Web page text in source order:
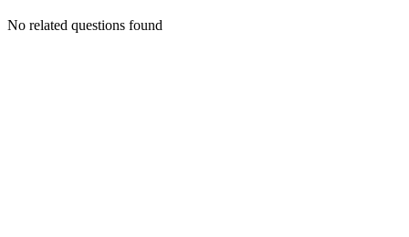
No related questions found